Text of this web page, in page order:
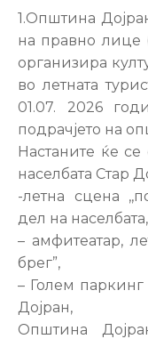
1.Општина
на правно лице
организира
во летната
01.07. 2026
подрачјето на
Настаните ќе
населбата Стар
-летна сцена
дел на населбата,
– амфитеатар,
брег”,
– Голем паркинг
Дојран,
Општина